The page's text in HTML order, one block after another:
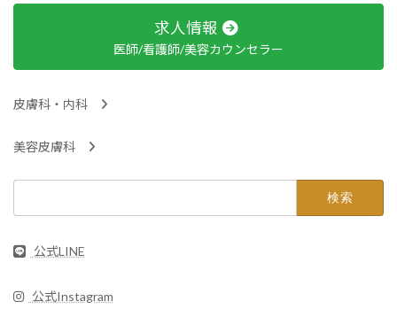
求人情報
医師/看護師/美容カウンセラー
皮膚科・内科
美容皮膚科
公式LINE
公式Instagram